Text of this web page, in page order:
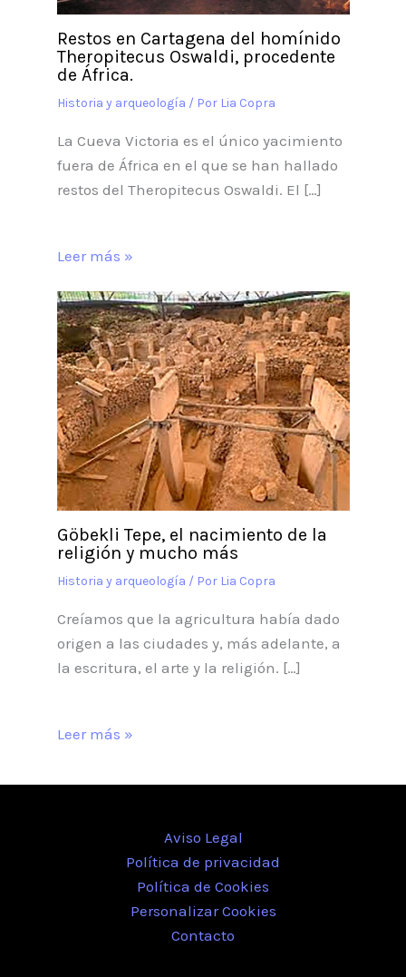
Restos en Cartagena del homínido
Theropitecus Oswaldi, procedente
de África.
Historia y arqueología / Por Lia Copra
La Cueva Victoria es el único yacimiento
fuera de África en el que se han hallado
restos del Theropitecus Oswaldi. El […]
Leer más »
Göbekli Tepe, el nacimiento de la
religión y mucho más
Historia y arqueología / Por Lia Copra
Creíamos que la agricultura había dado
origen a las ciudades y, más adelante, a
la escritura, el arte y la religión. […]
Leer más »
Aviso Legal
Política de privacidad
Política de Cookies
Personalizar Cookies
Contacto